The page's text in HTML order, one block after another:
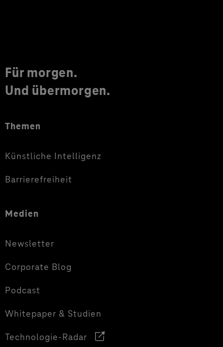
Für morgen.
Und übermorgen.
Themen
Künstliche Intelligenz
Barrierefreiheit
Medien
Newsletter
Corporate Blog
Podcast
Whitepaper & Studien
Technologie-Radar